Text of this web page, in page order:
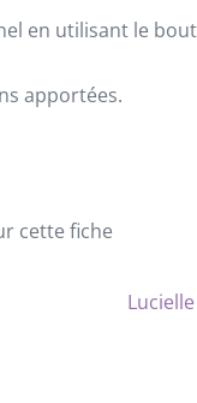
en utilisant le
apportées.
cette fiche